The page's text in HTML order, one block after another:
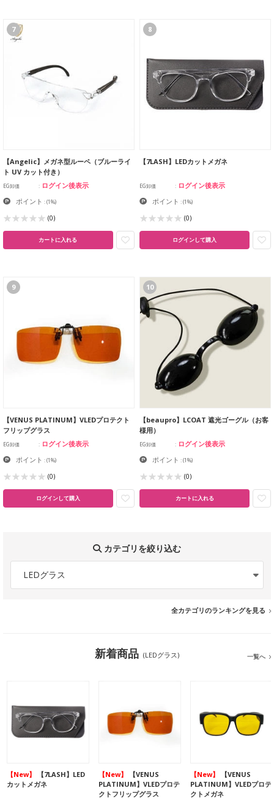
7
【Angelic】メガネ型ルーペ（ブルーライ
ト UV カット付き）
EG卸価 ログイン後表示
ポイント :(1%)
(0)
カートに入れる
8
【7LASH】LEDカットメガネ
EG卸価 ログイン後表示
ポイント :(1%)
(0)
ログインして購入
9
【VENUS PLATINUM】VLEDプロテクト
フリップグラス
EG卸価 ログイン後表示
ポイント :(1%)
(0)
ログインして購入
10
【beaupro】LCOAT 遮光ゴーグル（お客
様用）
EG卸価 ログイン後表示
ポイント :(1%)
(0)
カートに入れる
カテゴリを絞り込む
LEDグラス
全カテゴリのランキングを見る
新着商品 (LEDグラス) 一覧へ
【New】
カットメガネ
【New】
PLATINUM】VLEDプロテ
クトフリップグラス
【New】
PLATINUM】VLEDプロテ
クトメガネ